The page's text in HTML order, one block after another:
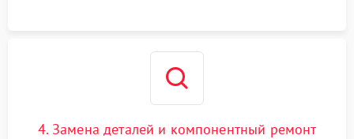
4. Замена деталей и компонентный ремонт